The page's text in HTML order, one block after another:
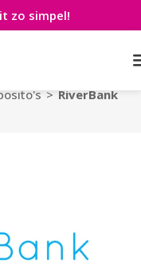
zo simpel!
>RiverBank